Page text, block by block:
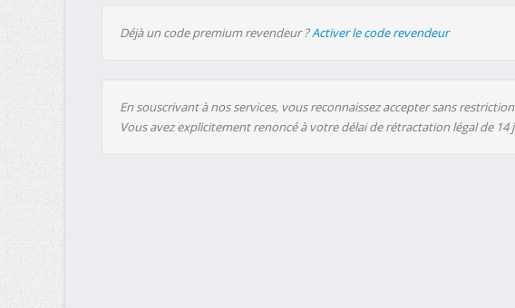
Déjà un code premium revendeur ?Activer le code revendeur
En souscrivant à nos services, vous reconnaissez accepter sans
Vous avez explicitement renoncé à votre délai de rétractation légal de